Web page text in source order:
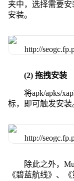
夹中，选择需要安
安装。
(2) 拖拽安装
将apk/apks/
标，即可触发安装
除此之外，
《碧蓝航线》、